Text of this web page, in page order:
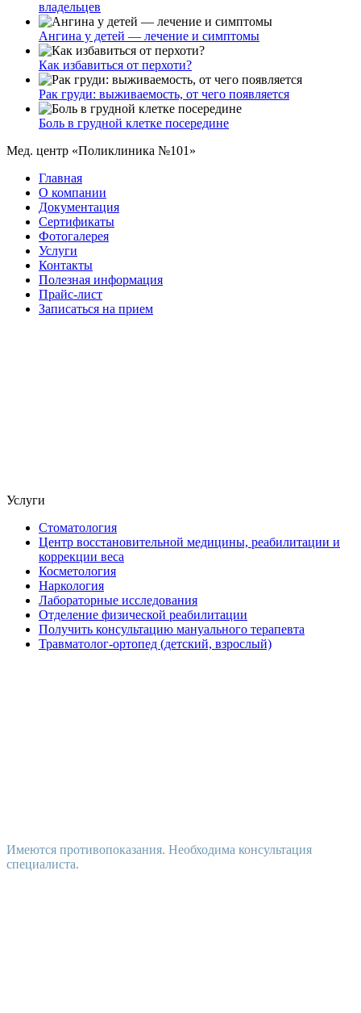
владельцев
Ангина у детей — лечение и симптомы
Как избавиться от перхоти?
Рак груди: выживаемость, от чего появляется
Боль в грудной клетке посередине
Мед. центр «Поликлиника №101»
Главная
О компании
Документация
Сертификаты
Фотогалерея
Услуги
Контакты
Полезная информация
Прайс-лист
Записаться на прием
Услуги
Стоматология
Центр восстановительной медицины, реабилитации и
коррекции веса
Косметология
Наркология
Лабораторные исследования
Отделение физической реабилитации
Получить консультацию мануального терапевта
Травматолог-ортопед (детский, взрослый)
Имеются противопоказания. Необходима консультация
специалиста.